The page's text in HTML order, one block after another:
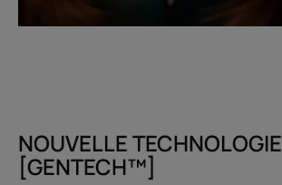
NOUVELLE TECHNOLOGIE
[GENTECH™]